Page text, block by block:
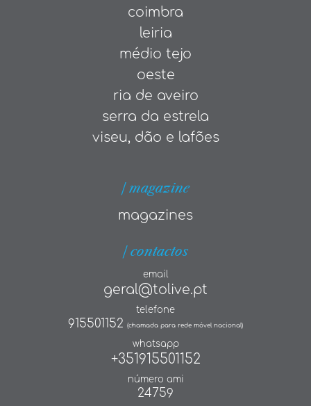
coimbra
leiria
médio tejo
oeste
ria de aveiro
serra da estrela
viseu, dão e lafões
| magazine
magazines
| contactos
email
geral@tolive.pt
telefone
915501152 (chamada para rede móvel nacional)
whatsapp
+351915501152
número ami
24759